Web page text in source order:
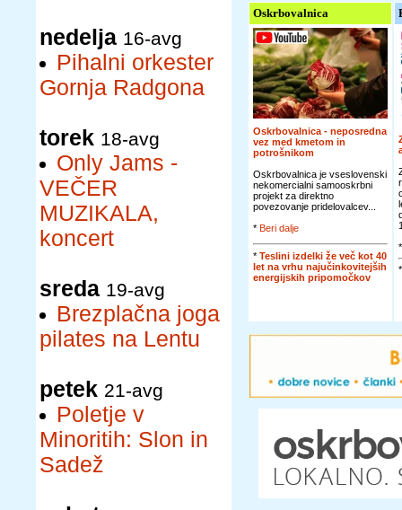
nedelja 16-avg
Pihalni orkester
Gornja Radgona
torek 18-avg
Only Jams -
VEČER
MUZIKALA,
koncert
sreda 19-avg
Brezplačna joga
pilates na Lentu
petek 21-avg
Poletje v
Minoritih: Slon in
Sadež
Oskrbovalnica
Oskrbovalnica - neposredna
vez med kmetom in
potrošnikom
Oskrbovalnica je vseslovenski
nekomercialni samooskrbni
projekt za direktno
povezovanje pridelovalcev...
* Beri dalje
* Teslini izdelki že več kot 40
let na vrhu najučinkovitejših
energijskih pripomočkov